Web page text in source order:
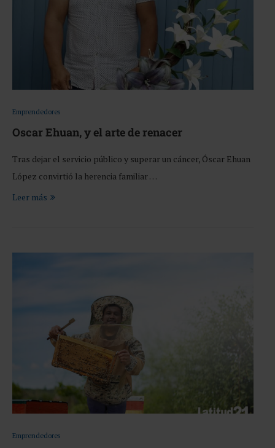
Emprendedores
Oscar Ehuan, y el arte de renacer
Tras dejar el servicio público y superar un cáncer, Óscar Ehuan
López convirtió la herencia familiar …
Leer más
Emprendedores